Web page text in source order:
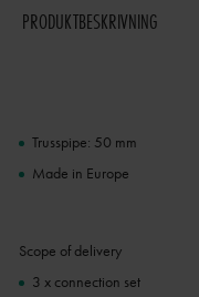
PRODUKTBESKRIVNING
Trusspipe: 50 mm
Made in Europe
Scope of delivery
3 x connection set